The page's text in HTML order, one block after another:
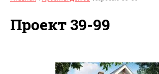
Проект 39-99